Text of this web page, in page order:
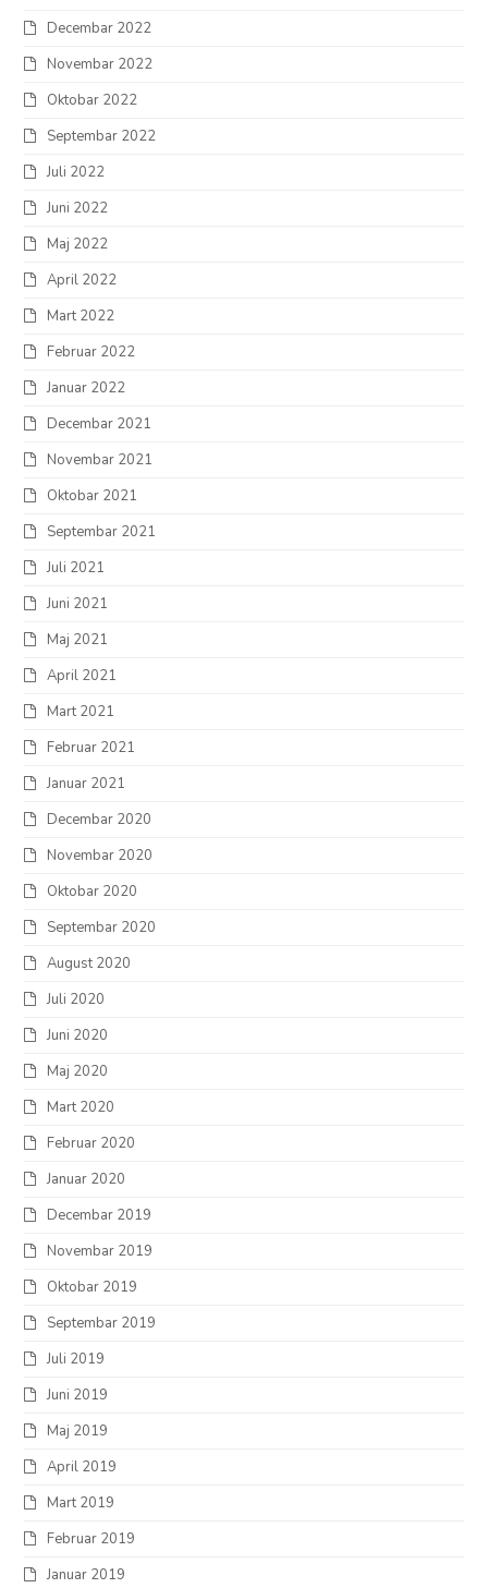
Decembar 2022
Novembar 2022
Oktobar 2022
Septembar 2022
Juli 2022
Juni 2022
Maj 2022
April 2022
Mart 2022
Februar 2022
Januar 2022
Decembar 2021
Novembar 2021
Oktobar 2021
Septembar 2021
Juli 2021
Juni 2021
Maj 2021
April 2021
Mart 2021
Februar 2021
Januar 2021
Decembar 2020
Novembar 2020
Oktobar 2020
Septembar 2020
August 2020
Juli 2020
Juni 2020
Maj 2020
Mart 2020
Februar 2020
Januar 2020
Decembar 2019
Novembar 2019
Oktobar 2019
Septembar 2019
Juli 2019
Juni 2019
Maj 2019
April 2019
Mart 2019
Februar 2019
Januar 2019